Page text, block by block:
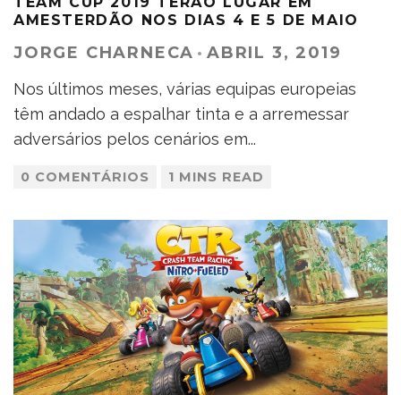
AMESTERDÃO NOS DIAS 4 E 5 DE MAIO
JORGE CHARNECA · ABRIL 3, 2019
Nos últimos meses, várias equipas europeias
têm andado a espalhar tinta e a arremessar
adversários pelos cenários em...
0 COMENTÁRIOS 1 MINS READ